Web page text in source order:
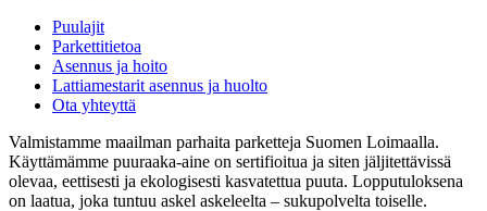
Puulajit
Parkettitietoa
Asennus ja hoito
Lattiamestarit asennus ja huolto
Ota yhteyttä
Valmistamme maailman parhaita parketteja Suomen Loimaalla.
Käyttämämme puuraaka-aine on sertifioitua ja siten jäljitettävissä
olevaa, eettisesti ja ekologisesti kasvatettua puuta. Lopputuloksena
on laatua, joka tuntuu askel askeleelta – sukupolvelta toiselle.